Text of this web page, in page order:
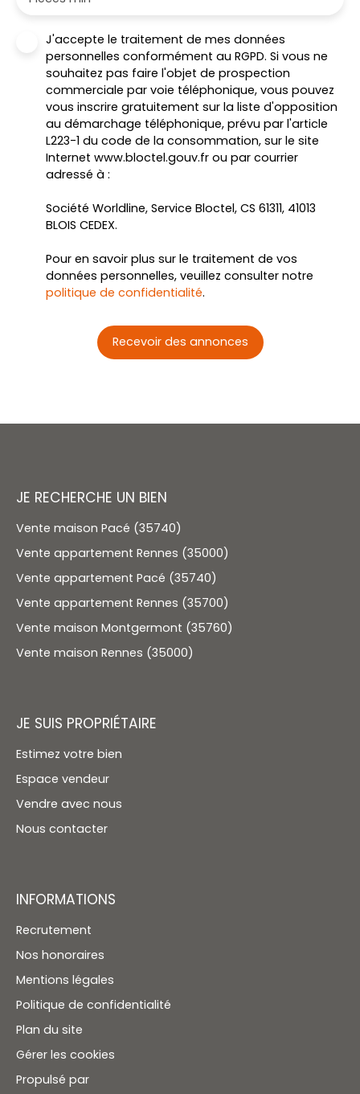
J'accepte le traitement de mes données
personnelles conformément au RGPD. Si vous ne
souhaitez pas faire l'objet de prospection
commerciale par voie téléphonique, vous pouvez
vous inscrire gratuitement sur la liste d'opposition
au démarchage téléphonique, prévu par l'article
L223-1 du code de la consommation, sur le site
Internet www.bloctel.gouv.fr ou par courrier
adressé à :
Société Worldline, Service Bloctel, CS 61311, 41013
BLOIS CEDEX.
Pour en savoir plus sur le traitement de vos
données personnelles, veuillez consulter notre
politique de confidentialité.
Recevoir des annonces
JE RECHERCHE UN BIEN
Vente maison Pacé (35740)
Vente appartement Rennes (35000)
Vente appartement Pacé (35740)
Vente appartement Rennes (35700)
Vente maison Montgermont (35760)
Vente maison Rennes (35000)
JE SUIS PROPRIÉTAIRE
Estimez votre bien
Espace vendeur
Vendre avec nous
Nous contacter
INFORMATIONS
Recrutement
Nos honoraires
Mentions légales
Politique de confidentialité
Plan du site
Gérer les cookies
Propulsé par